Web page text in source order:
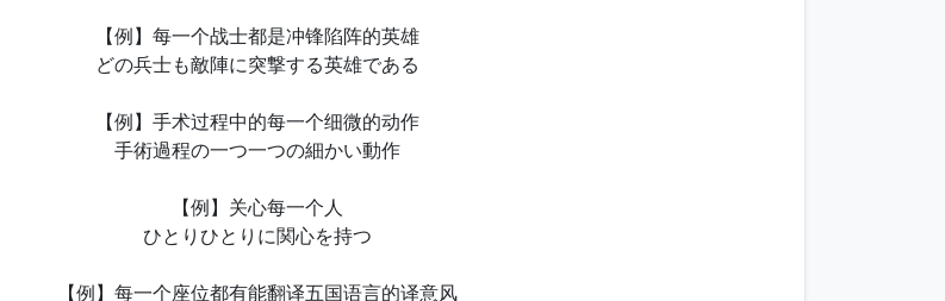
【例】每一个战士都是冲锋陷阵的英雄
どの兵士も敵陣に突撃する英雄である
【例】手术过程中的每一个细微的动作
手術過程の一つ一つの細かい動作
【例】关心每一个人
ひとりひとりに関心を持つ
【例】每一个座位都有能翻译五国语言的译意风